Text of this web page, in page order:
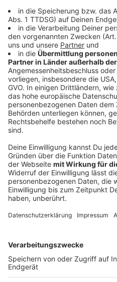
Anzeige
Wofür werden die
Anzeige
Die Erheber des Zensus
ob es Sinn macht, in einem
zu bauen oder ob es dort
leerstehende Wohnungen
wo wohnen, um eine
hinzubekommen. Das sind
Fakten zum Ausbau der
Nahverkehrs. Der Zensus
Entscheidungen zu treffen
weh. Am Sonntag geht es
Autor: Michael Boom
Anzeige